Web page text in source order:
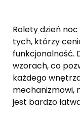
Rolety dzień
tych, którzy
funkcjonalność.
wzorach, co
każdego
mechanizmowi,
jest bardzo